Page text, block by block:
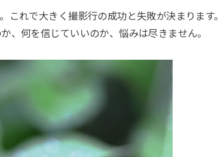
れで大きく撮影行の成功と失敗が決まります
、何を信じていいのか、悩みは尽きません。